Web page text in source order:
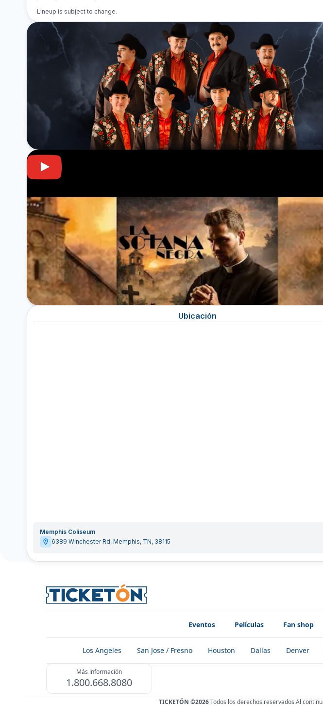
Lineup is subject to change.
Ubicación
Memphis Coliseum
6389 Winchester Rd, Memphis, TN, 38115
Eventos Películas Fan shop
Los Angeles San Jose / Fresno Houston Dallas Denver
Más información
1.800.668.8080
TICKETÓN ©2026 Todos los derechos reservados.Al